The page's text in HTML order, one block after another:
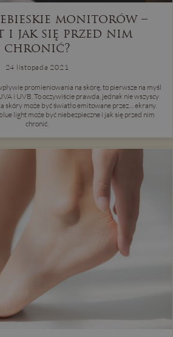
monitorów –
i jak się przed nim
chronić?
24 listopada 2021
promieniowania na skórę, to pierwsze na myśl
i UVB. To oczywiście prawda, jednak nie wszyscy
skóry może być światło emitowane przez… ekrany.
light może być niebezpieczne i jak się przed nim
chronić.